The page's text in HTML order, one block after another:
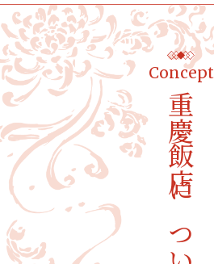
Concept
重慶飯店について